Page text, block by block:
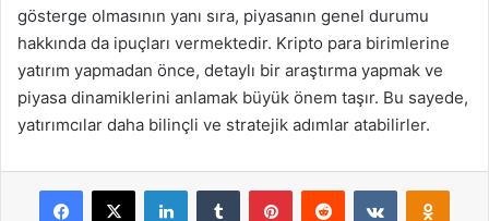
gösterge olmasının yanı sıra, piyasanın genel durumu
hakkında da ipuçları vermektedir. Kripto para birimlerine
yatırım yapmadan önce, detaylı bir araştırma yapmak ve
piyasa dinamiklerini anlamak büyük önem taşır. Bu sayede,
yatırımcılar daha bilinçli ve stratejik adımlar atabilirler.
Facebook
X LinkedInTumblr PinterestReddit VKontakte